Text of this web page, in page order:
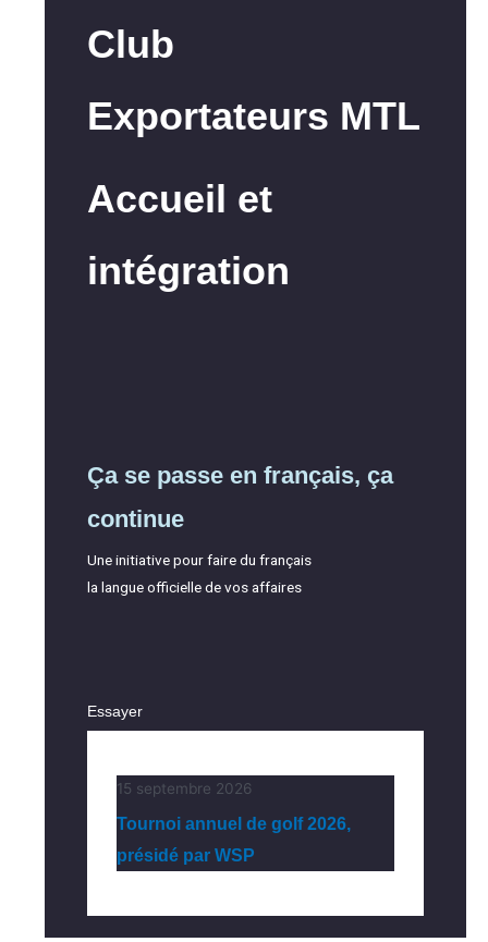
Club
Exportateurs MTL
Accueil et
intégration
Ça se passe en français, ça
continue
Une initiative pour faire du français
la langue officielle de vos affaires
Essayer
15 septembre 2026
Tournoi annuel de golf 2026,
présidé par WSP